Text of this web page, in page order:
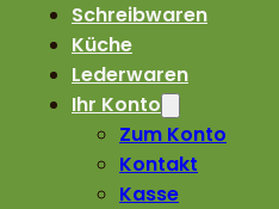
Schreibwaren
Küche
Lederwaren
Ihr Konto
Zum Konto
Kontakt
Kasse